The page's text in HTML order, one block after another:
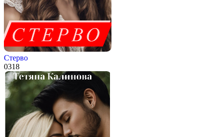
Стерво
0318